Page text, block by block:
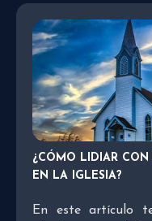
¿CÓMO LIDIAR CON
EN LA IGLESIA?
En este artículo